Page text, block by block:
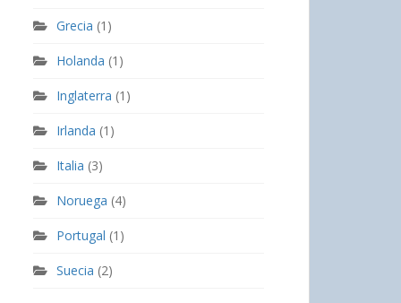
Grecia (1)
Holanda (1)
Inglaterra (1)
Irlanda (1)
Italia (3)
Noruega (4)
Portugal (1)
Suecia (2)